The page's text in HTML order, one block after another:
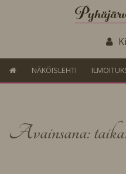
NÄKÖISLEHTI
Avainsana: